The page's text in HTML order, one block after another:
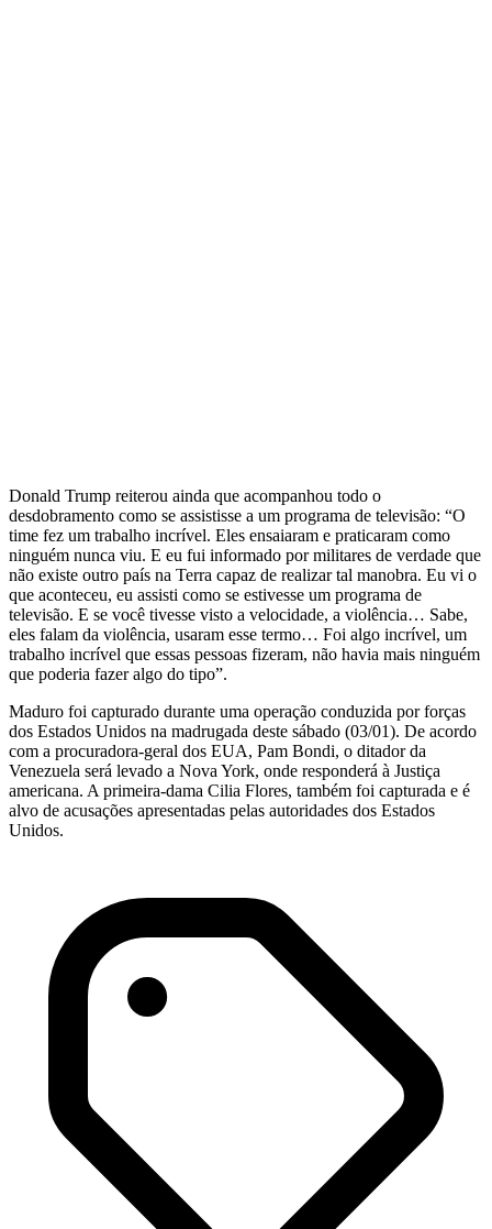
Donald Trump reiterou ainda que acompanhou todo o
desdobramento como se assistisse a um programa de televisão: “O
time fez um trabalho incrível. Eles ensaiaram e praticaram como
ninguém nunca viu. E eu fui informado por militares de verdade que
não existe outro país na Terra capaz de realizar tal manobra. Eu vi o
que aconteceu, eu assisti como se estivesse um programa de
televisão. E se você tivesse visto a velocidade, a violência… Sabe,
eles falam da violência, usaram esse termo… Foi algo incrível, um
trabalho incrível que essas pessoas fizeram, não havia mais ninguém
que poderia fazer algo do tipo”.
Maduro foi capturado durante uma operação conduzida por forças
dos Estados Unidos na madrugada deste sábado (03/01). De acordo
com a procuradora-geral dos EUA, Pam Bondi, o ditador da
Venezuela será levado a Nova York, onde responderá à Justiça
americana. A primeira-dama Cilia Flores, também foi capturada e é
alvo de acusações apresentadas pelas autoridades dos Estados
Unidos.